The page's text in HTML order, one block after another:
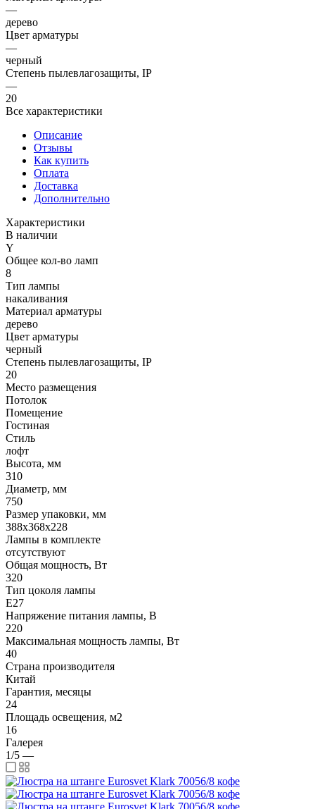
—
дерево
Цвет арматуры
—
черный
Степень пылевлагозащиты, IP
—
20
Все характеристики
Описание
Отзывы
Как купить
Оплата
Доставка
Дополнительно
Характеристики
В наличии
Y
Общее кол-во ламп
8
Тип лампы
накаливания
Материал арматуры
дерево
Цвет арматуры
черный
Степень пылевлагозащиты, IP
20
Место размещения
Потолок
Помещение
Гостиная
Стиль
лофт
Высота, мм
310
Диаметр, мм
750
Размер упаковки, мм
388x368x228
Лампы в комплекте
отсутствуют
Общая мощность, Вт
320
Тип цоколя лампы
E27
Напряжение питания лампы, В
220
Максимальная мощность лампы, Вт
40
Страна производителя
Китай
Гарантия, месяцы
24
Площадь освещения, м2
16
Галерея
1/5 —